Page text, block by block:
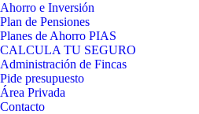
Ahorro e Inversión
Plan de Pensiones
Planes de Ahorro PIAS
CALCULA TU SEGURO
Administración de Fincas
Pide presupuesto
Área Privada
Contacto